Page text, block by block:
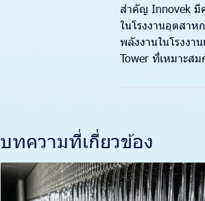
สำคัญ Innovek มี
ในโรงงานอุตสา
พลังงานในโรงงา
Tower ที่เหมาะส
บทความที่เกี่ยวข้อง